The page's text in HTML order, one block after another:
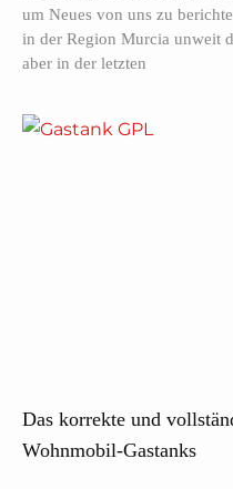
um Neues von uns zu
in der Region Murcia unweit
aber in der letzten
Das korrekte und
Wohnmobil-Gastanks